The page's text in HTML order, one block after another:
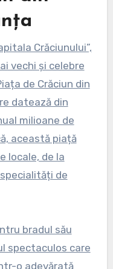
Crăciunului”,
vechi și celebre
de Crăciun din
datează din
milioane de
această piață
locale, de la
de
bradul său
spectaculos care
o adevărată